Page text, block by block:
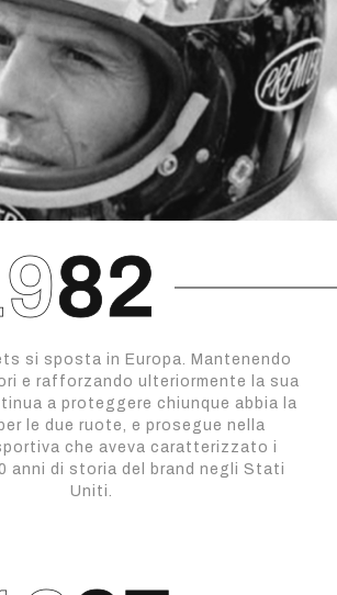
si sposta in Europa. Mantenendo
e rafforzando ulteriormente la sua
a proteggere chiunque abbia la
le due ruote, e prosegue nella
che aveva caratterizzato i
anni di storia del brand negli Stati
Uniti.